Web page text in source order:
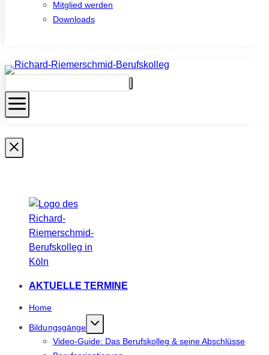
Mitglied werden
Downloads
AKTUELLE TERMINE
Home
Bildungsgänge
Video-Guide: Das Berufskolleg & seine Abschlüsse